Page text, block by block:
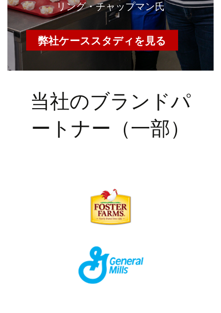
リング・チャップマン氏
弊社ケーススタディを見る
当社のブランドパ
ートナー（一部）